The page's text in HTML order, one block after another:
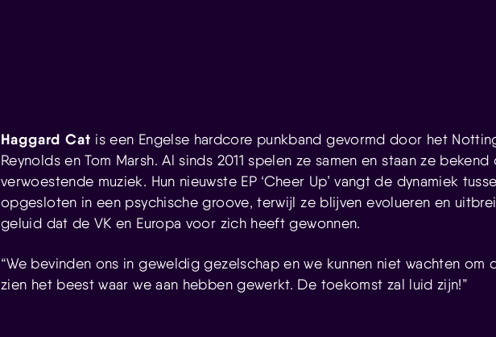
Haggard Cat is een Engelse hardcore punkband gevormd door het
Reynolds en Tom Marsh. Al sinds 2011 spelen ze samen en staan ze
verwoestende muziek. Hun nieuwste EP ‘Cheer Up’ vangt de dynamiek
opgesloten in een psychische groove, terwijl ze blijven evolueren en
geluid dat de VK en Europa voor zich heeft gewonnen.
“We bevinden ons in geweldig gezelschap en we kunnen niet wachten om
zien het beest waar we aan hebben gewerkt. De toekomst zal luid zijn!”